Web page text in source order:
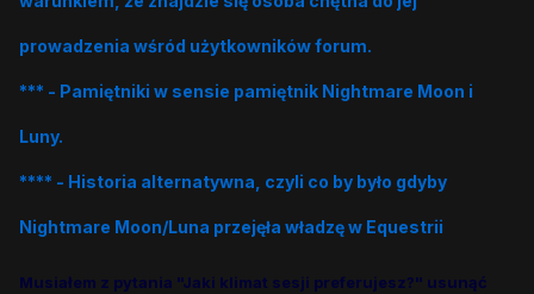
prowadzenia wśród użytkowników forum.
*** - Pamiętniki w sensie pamiętnik Nightmare Moon i
Luny.
**** - Historia alternatywna, czyli co by było gdyby
Nightmare Moon/Luna przejęła władzę w Equestrii
Musiałem z pytania "Jaki klimat sesji preferujesz?" usunąć